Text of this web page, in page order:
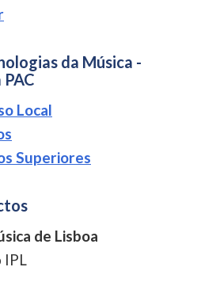
da Música -
Local
Superiores
de Lisboa
IPL